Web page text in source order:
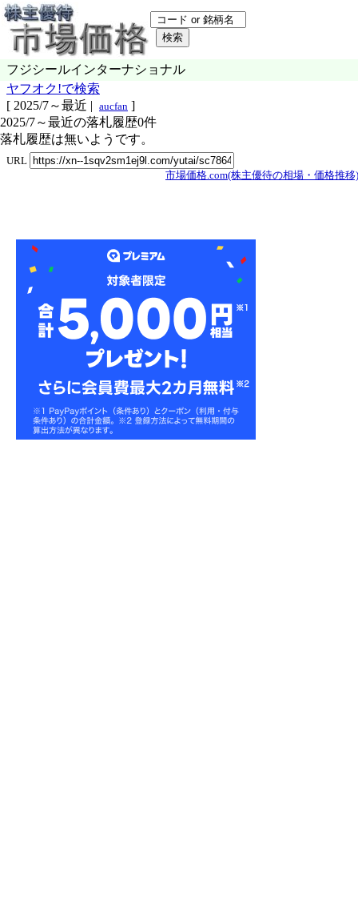
フジシールインターナショナル
ヤフオク!で検索
[ 2025/7～最近 | aucfan ]
2025/7～最近の落札履歴0件
落札履歴は無いようです。
URL
市場価格.com(株主優待の相場・価格推移)